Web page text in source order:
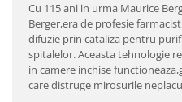
Cu 115 ani in urma Maurice
Berger,era de profesie
difuzie prin cataliza pentru
spitalelor. Aceasta tehnologie
in camere inchise
care distruge mirosurile